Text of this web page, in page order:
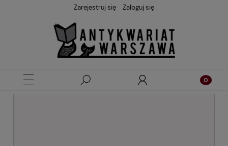
Zarejestruj się Zaloguj się